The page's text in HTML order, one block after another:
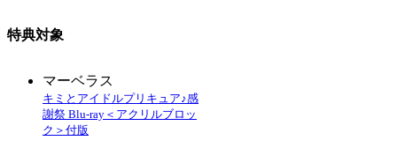
マーベラス
ク＞付版【Wスエードタペス
トリーセット】
¥19,800(税込)990ポイン
トサービス